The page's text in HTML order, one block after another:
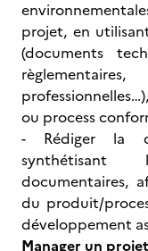
projet, en
(documents
ou process
- Rédiger la
synthétisant
documentaires,
du produit/
développement
Manager un